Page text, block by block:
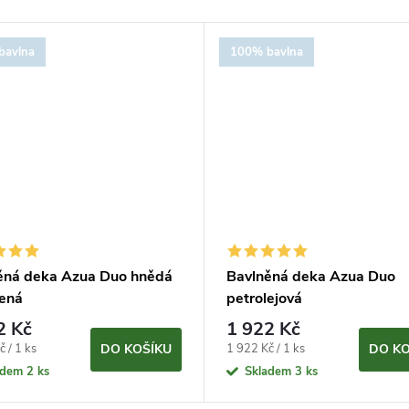
deka Azua Duo hnědá
Kč
/ 1 ks
2 ks
DO KOŠÍKU
100% bavlna
Bavlněná deka Azua Duo
petrolejová
1 922 Kč
Měrná
cena:
1 922 Kč / 1 ks
Skladem 3 ks
DO